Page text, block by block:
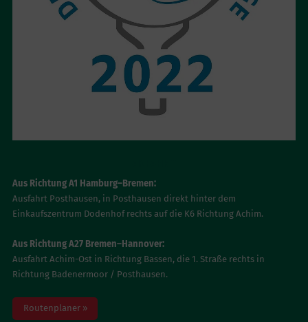
Aus Richtung A1 Hamburg–Bremen:
Ausfahrt Posthausen, in Posthausen direkt hinter dem
Einkaufszentrum Dodenhof rechts auf die K6 Richtung Achim.
Aus Richtung A27 Bremen–Hannover:
Ausfahrt Achim-Ost in Richtung Bassen, die 1. Straße rechts in
Richtung Badenermoor / Posthausen.
Routenplaner »